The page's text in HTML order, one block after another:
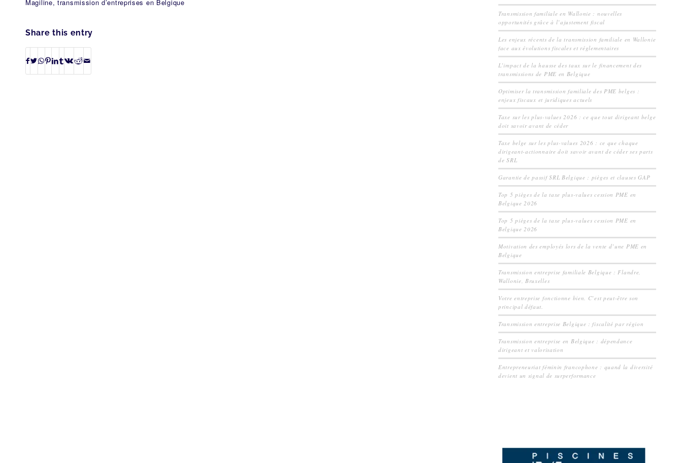
Magiline, transmission d’entreprises en Belgique
Share this entry
Transmission familiale en Wallonie : nouvelles
opportunités grâce à l’ajustement fiscal
Les enjeux récents de la transmission familiale en Wallonie
face aux évolutions fiscales et réglementaires
L’impact de la hausse des taux sur le financement des
transmissions de PME en Belgique
Optimiser la transmission familiale des PME belges :
enjeux fiscaux et juridiques actuels
Taxe sur les plus-values 2026 : ce que tout dirigeant belge
doit savoir avant de céder
Taxe belge sur les plus-values 2026 : ce que chaque
dirigeant-actionnaire doit savoir avant de céder ses parts
de SRL
Garantie de passif SRL Belgique : pièges et clauses GAP
Top 5 pièges de la taxe plus-values cession PME en
Belgique 2026
Top 5 pièges de la taxe plus-values cession PME en
Belgique 2026
Motivation des employés lors de la vente d’une PME en
Belgique
Transmission entreprise familiale Belgique : Flandre,
Wallonie, Bruxelles
Votre entreprise fonctionne bien. C’est peut-être son
principal défaut.
Transmission entreprise Belgique : fiscalité par région
Transmission entreprise en Belgique : dépendance
dirigeant et valorisation
Entrepreneuriat féminin francophone : quand la diversité
devient un signal de surperformance